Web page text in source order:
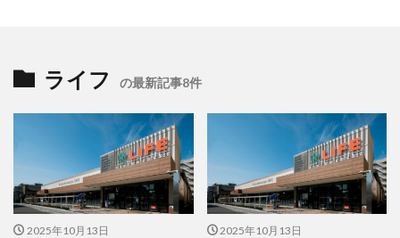
ライフ の最新記事8件
2025年10月13日
2025年10月13日